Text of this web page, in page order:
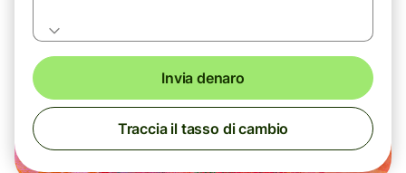
Invia denaro
Traccia il tasso di cambio